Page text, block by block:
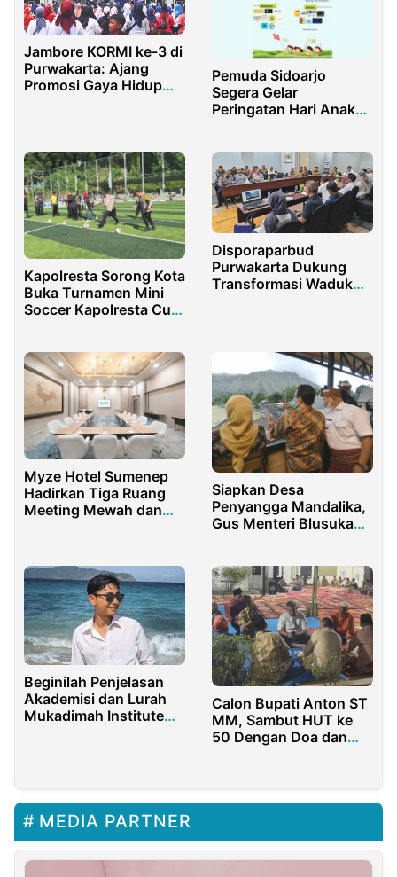
Jambore KORMI ke-3 di
Purwakarta: Ajang
Promosi Gaya Hidup
Pemuda Sidoarjo
Segera Gelar
Peringatan Hari Anak
Kapolresta Sorong Kota
Buka Turnamen Mini
Soccer Kapolresta Cup
Disporaparbud
Purwakarta Dukung
Transformasi Waduk
Myze Hotel Sumenep
Hadirkan Tiga Ruang
Meeting Mewah dan
Siapkan Desa
Penyangga Mandalika,
Gus Menteri Blusukan
Beginilah Penjelasan
Akademisi dan Lurah
Mukadimah Institute
Calon Bupati Anton ST
MM, Sambut HUT ke
50 Dengan Doa dan
MEDIA PARTNER